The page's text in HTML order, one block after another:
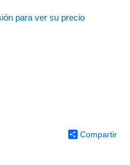
para ver su precio
Compartir